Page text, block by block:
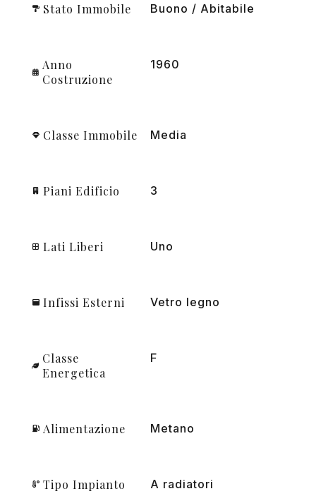
Stato Immobile Buono / Abitabile
Anno
Costruzione
1960
Classe Immobile Media
Piani Edificio 3
Lati Liberi Uno
Infissi Esterni Vetro legno
Classe
Energetica
F
Alimentazione Metano
Tipo Impianto A radiatori